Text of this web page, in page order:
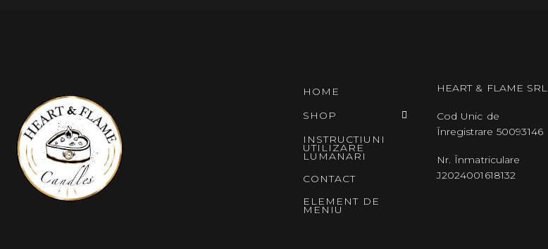
HOME
SHOP
INSTRUCTIUNI
UTILIZARE
LUMANARI
CONTACT
ELEMENT DE
MENIU
HEART & FLAME SRL
Cod Unic de
Înregistrare 50093146
Nr. Înmatriculare
J2024001618132